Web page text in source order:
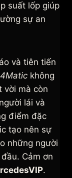
suất lốp giúp
sự an
và tiên tiến
không
vời mà còn
lái và
điểm đặc
tạo nên sự
những người
Cảm ơn
.